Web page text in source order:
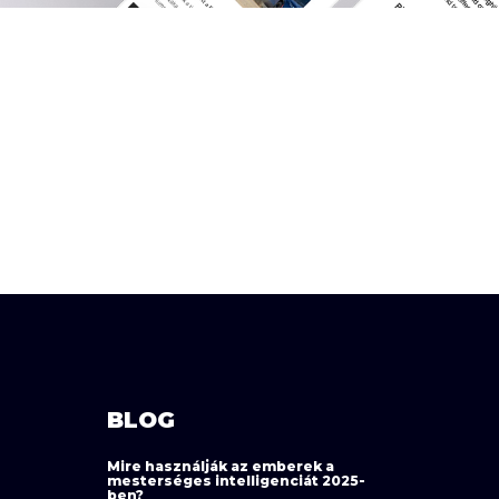
BLOG
Mire használják az emberek a
mesterséges intelligenciát 2025-
ben?